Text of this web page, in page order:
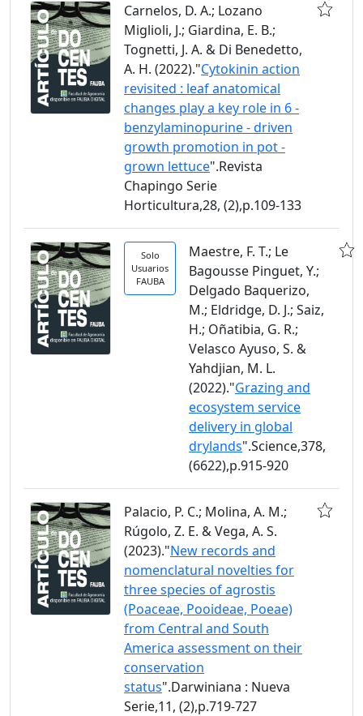
Carnelos, D. A.; Lozano
Miglioli, J.; Giardina, E. B.;
Tognetti, J. A. & Di Benedetto,
A. H. (2022)."Cytokinin action
revisited : leaf anatomical
changes play a key role in 6 -
benzylaminopurine - driven
growth promotion in pot -
grown lettuce".Revista
Chapingo Serie
Horticultura,28, (2),p.109-133
Solo
Usuarios
FAUBA
Maestre, F. T.; Le
Bagousse Pinguet, Y.;
Delgado Baquerizo,
M.; Eldridge, D. J.; Saiz,
H.; Oñatibia, G. R.;
Velasco Ayuso, S. &
Yahdjian, M. L.
(2022)."Grazing and
ecosystem service
delivery in global
drylands".Science,378,
(6622),p.915-920
Palacio, P. C.; Molina, A. M.;
Rúgolo, Z. E. & Vega, A. S.
(2023)."New records and
nomenclatural novelties for
three species of agrostis
(Poaceae, Pooideae, Poeae)
from Central and South
America assessment on their
conservation
status".Darwiniana : Nueva
Serie,11, (2),p.719-727